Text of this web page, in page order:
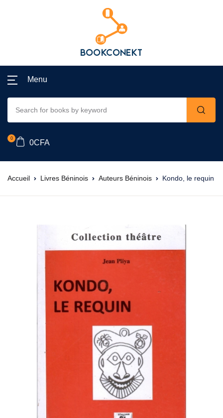
Menu
0
0CFA
Accueil Livres Béninois Auteurs Béninois Kondo, le requin